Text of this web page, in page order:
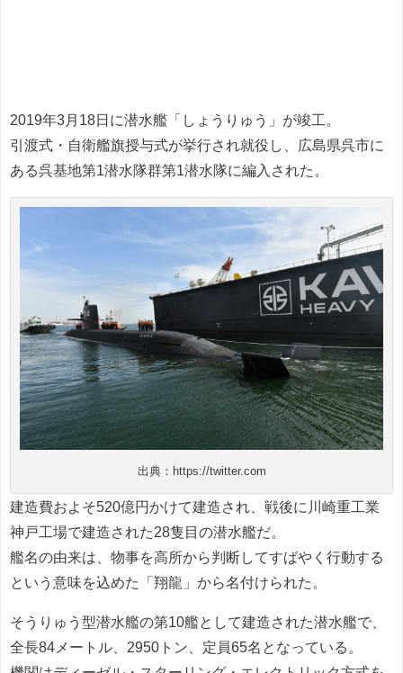
2019年3月18日に潜水艦「しょうりゅう」が竣工。
引渡式・自衛艦旗授与式が挙行され就役し、広島県呉市に
ある呉基地第1潜水隊群第1潜水隊に編入された。
出典： https://twitter.com
建造費およそ520億円かけて建造され、戦後に川崎重工業
神戸工場で建造された28隻目の潜水艦だ。
艦名の由来は、物事を高所から判断してすばやく行動する
という意味を込めた「翔龍」から名付けられた。
そうりゅう型潜水艦の第10艦として建造された潜水艦で、
全長84メートル、2950トン、定員65名となっている。